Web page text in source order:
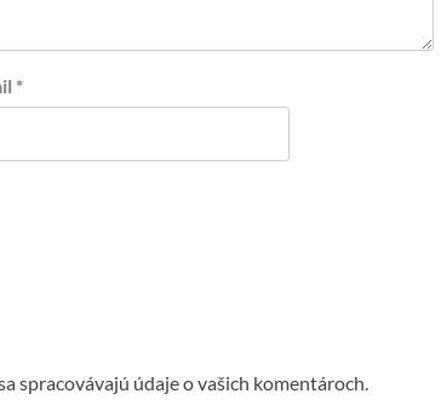
*
spracovávajú údaje o vašich komentároch.